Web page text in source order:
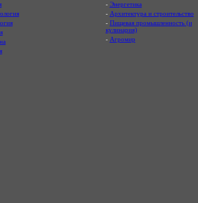
- Энергетика
- Архитектура и строительство
- Пищевая промышленность (и
кулинария)
- Агромир